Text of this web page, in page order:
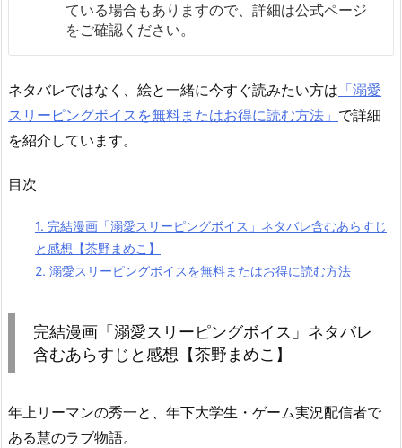
ている場合もありますので、詳細は公式ページ
をご確認ください。
ネタバレではなく、絵と一緒に今すぐ読みたい方は 「溺愛
スリーピングボイスを無料またはお得に読む方法」 で詳細
を紹介しています。
目次
1. 完結漫画「溺愛スリーピングボイス」ネタバレ含むあらすじ
と感想【茶野まめこ】
2. 溺愛スリーピングボイスを無料またはお得に読む方法
完結漫画「溺愛スリーピングボイス」ネタバレ
含むあらすじと感想【茶野まめこ】
年上リーマンの秀一と、年下大学生・ゲーム実況配信者で
ある慧のラブ物語。